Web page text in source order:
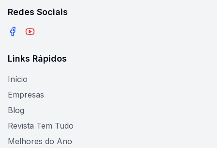
Redes Sociais
Links Rápidos
Início
Empresas
Blog
Revista Tem Tudo
Melhores do Ano